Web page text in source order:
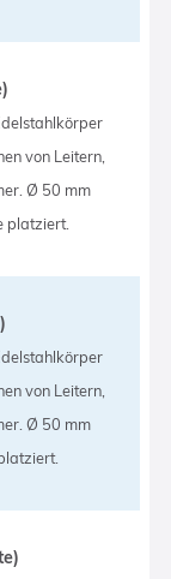
von Leitern,
Ø 50 mm
platziert.
von Leitern,
Ø 50 mm